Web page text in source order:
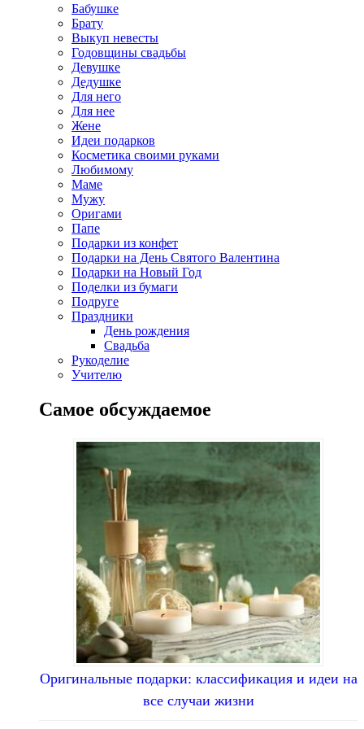
Бабушке
Брату
Выкуп невесты
Годовщины свадьбы
Девушке
Дедушке
Для него
Для нее
Жене
Идеи подарков
Косметика своими руками
Любимому
Маме
Мужу
Оригами
Папе
Подарки из конфет
Подарки на День Святого Валентина
Подарки на Новый Год
Поделки из бумаги
Подруге
Праздники
День рождения
Свадьба
Рукоделие
Учителю
Самое обсуждаемое
Оригинальные подарки: классификация и идеи на
все случаи жизни